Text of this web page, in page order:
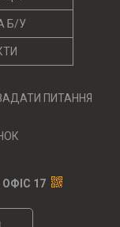
Б/У
ПИТАННЯ
17